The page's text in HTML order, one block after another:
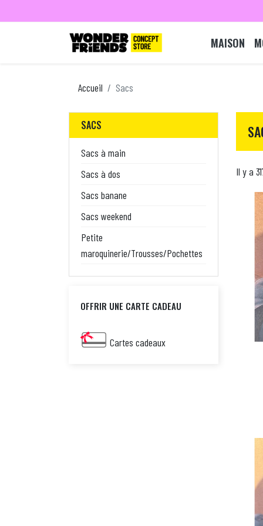
MAISON
Accueil Sacs
SACS
Sacs à main
Sacs à dos
Sacs banane
Sacs weekend
Petite
maroquinerie/Trousses/Pochettes
OFFRIR UNE CARTE CADEAU
Cartes cadeaux
Il y a